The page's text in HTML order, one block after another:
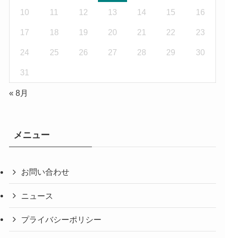
10 11 12 13 14 15 16
17 18 19 20 21 22 23
24 25 26 27 28 29 30
31
« 8月
メニュー
お問い合わせ
ニュース
プライバシーポリシー